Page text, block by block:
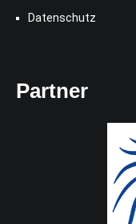
Datenschutz
Partner